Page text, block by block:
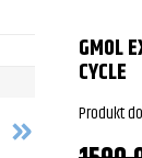
GMOL
CYCLE
Produkt